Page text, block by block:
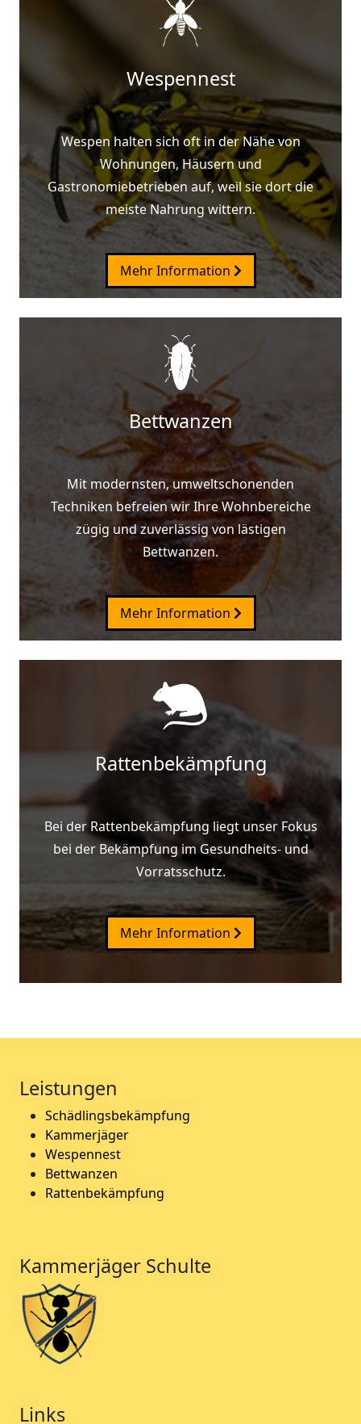
Wespennest
Wespen halten sich oft in der Nähe von
Wohnungen, Häusern und
Gastronomiebetrieben auf, weil sie dort die
meiste Nahrung wittern.
Mehr Information
Bettwanzen
Mit modernsten, umweltschonenden
Techniken befreien wir Ihre Wohnbereiche
zügig und zuverlässig von lästigen
Bettwanzen.
Mehr Information
Rattenbekämpfung
Bei der Rattenbekämpfung liegt unser Fokus
bei der Bekämpfung im Gesundheits- und
Vorratsschutz.
Mehr Information
Leistungen
Schädlingsbekämpfung
Kammerjäger
Wespennest
Bettwanzen
Rattenbekämpfung
Kammerjäger Schulte
Links